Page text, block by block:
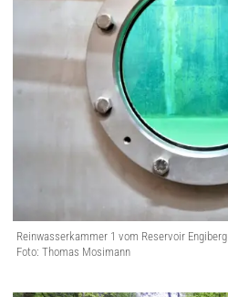
Reinwasserkammer 1 vom Reservoir Engiberg
Foto: Thomas Mosimann